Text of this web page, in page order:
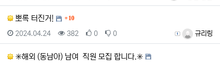
뽀록 터진거! 댓글
10
등록자 규리링
등록일
2024.04.24 조회
382 추천
0 비추천
0
✳️해외 (동남아) 남여 직원 모집 합니다.✳️